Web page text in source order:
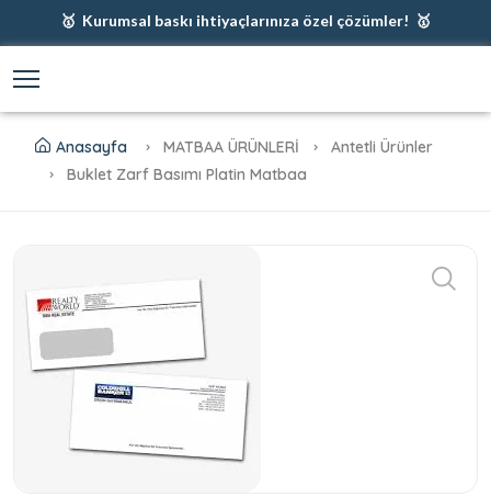
🥇 Kurumsal baskı ihtiyaçlarınıza özel çözümler! 🥇
🥇 Fiyatlarımıza baskı ve kargo dahildir! 🥇
Anasayfa MATBAA ÜRÜNLERİ
Antetli Ürünler
Buklet Zarf Basımı Platin Matbaa